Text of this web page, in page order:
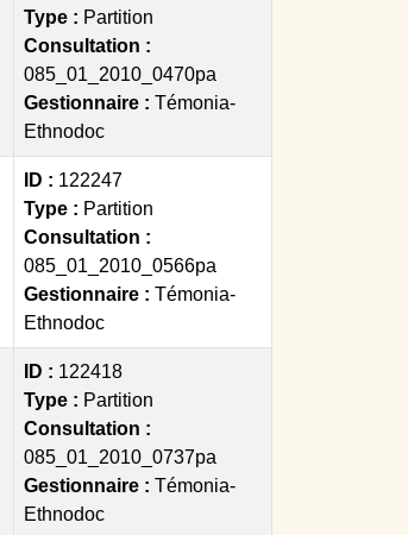
Type : Partition
Consultation :
085_01_2010_0470pa
Gestionnaire : Témonia-
Ethnodoc
ID : 122247
Type : Partition
Consultation :
085_01_2010_0566pa
Gestionnaire : Témonia-
Ethnodoc
ID : 122418
Type : Partition
Consultation :
085_01_2010_0737pa
Gestionnaire : Témonia-
Ethnodoc